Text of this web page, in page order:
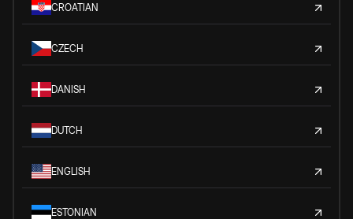
CROATIAN
CZECH
DANISH
DUTCH
ENGLISH
ESTONIAN